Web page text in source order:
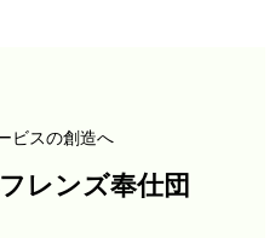
ビスの創造へ
レンズ奉仕団